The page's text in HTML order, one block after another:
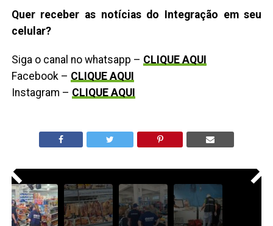
Quer receber as notícias do Integração em seu
celular?
Siga o canal no whatsapp – CLIQUE AQUI
Facebook – CLIQUE AQUI
Instagram – CLIQUE AQUI
< >